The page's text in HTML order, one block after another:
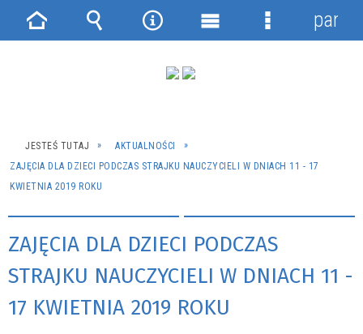
JESTEŚ TUTAJ
AKTUALNOŚCI
ZAJĘCIA DLA DZIECI PODCZAS STRAJKU NAUCZYCIELI W DNIACH 11 - 17
KWIETNIA 2019 ROKU
ZAJĘCIA DLA DZIECI PODCZAS
STRAJKU NAUCZYCIELI W DNIACH 11 -
17 KWIETNIA 2019 ROKU
Strona Wyszukiwarka
NarzędziaMenu
Menu
panel